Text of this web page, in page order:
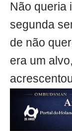
Não queria
segunda
de não
era um